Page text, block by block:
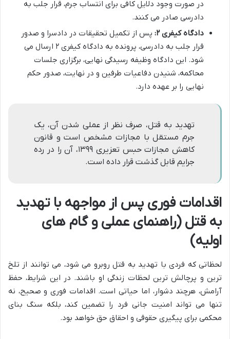
در صورت وجود دلایل کافی برای انتساب جرم، قرار جلب به
دادرسی صادر می کنند.
دادگاه کیفری ۲:
پس از تکمیل تحقیقات در دادسرا و صدور
قرار جلب به دادرسی، پرونده به دادگاه کیفری ۲ ارسال می
شود. این دادگاه وظیفه رسیدگی نهایی، برگزاری جلسات
محاکمه، شنیدن دفاعیات طرفین و در نهایت، صدور حکم
نهایی را بر عهده دارد.
تهدید به قتل، صرف نظر از عملی شدن آن، یک
جرم مستقل با مجازات مشخص است و قانون
کاهش مجازات حبس تعزیری ۱۳۹۹، آن را در رده
جرایم قابل گذشت قرار داده است.
اقدامات فوری پس از مواجهه با تهدید
به قتل (راهنمای عملی و گام های
اولیه)
لحظاتی که فردی با تهدید به قتل روبرو می شود، می توانند از تلخ
ترین و پرچالش ترین لحظات زندگی او باشند. در این شرایط، حفظ
آرامش، هرچند دشوار، اما حیاتی است. اقدامات فوری و صحیح، نه
تنها می تواند امنیت جانی فرد را تضمین کند، بلکه سنگ بنای
محکمی برای پیگیری حقوقی و احقاق حق خواهد بود.